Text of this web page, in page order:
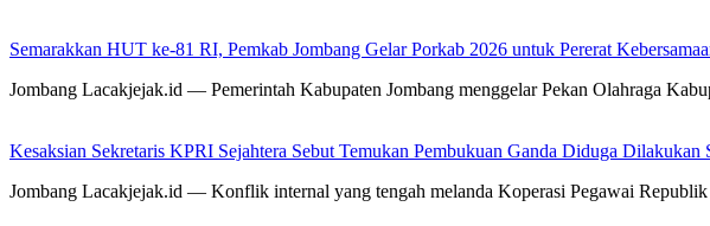
Semarakkan HUT ke-81 RI, Pemkab Jombang Gelar Porkab 2026 untuk Pererat
Jombang Lacakjejak.id — Pemerintah Kabupaten Jombang menggelar Pekan Olahraga
Kesaksian Sekretaris KPRI Sejahtera Sebut Temukan Pembukuan Ganda Diduga Dilakukan
Jombang Lacakjejak.id — Konflik internal yang tengah melanda Koperasi Pegawai